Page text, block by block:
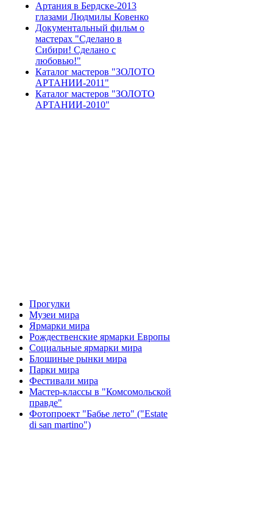
Артания в Бердске-2013
глазами Людмилы Ковенко
Документальный фильм о
мастерах "Сделано в
Сибири! Сделано с
любовью!"
Каталог мастеров "ЗОЛОТО
АРТАНИИ-2011"
Каталог мастеров "ЗОЛОТО
АРТАНИИ-2010"
Прогулки
Музеи мира
Ярмарки мира
Рождественские ярмарки Европы
Социальные ярмарки мира
Блошиные рынки мира
Парки мира
Фестивали мира
Мастер-классы в "Комсомольской
правде"
Фотопроект "Бабье лето" ("Еstate
di san martino")